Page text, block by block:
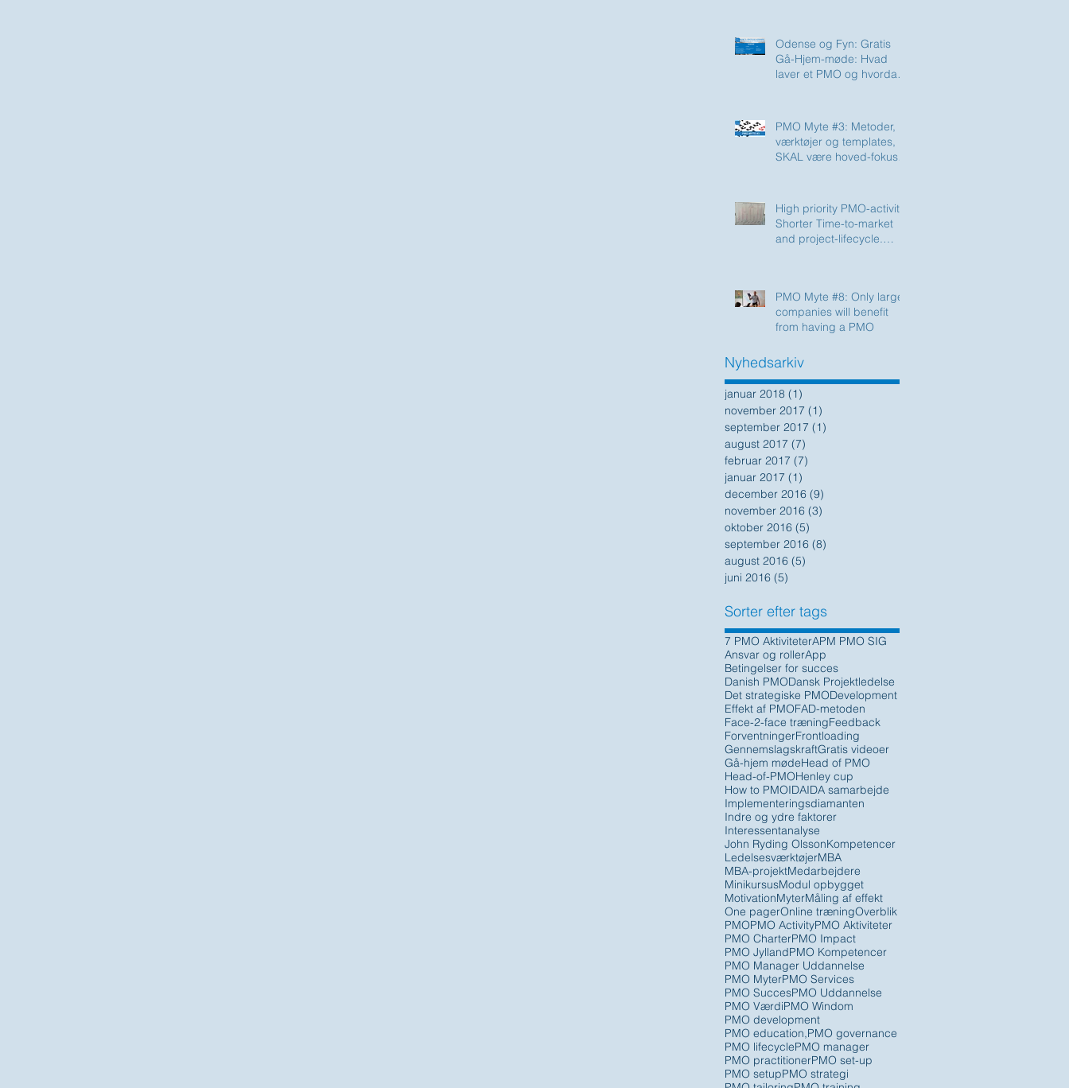
Odense og Fyn: Gratis
Gå-Hjem-møde: Hvad
laver et PMO og hvordan
PMO Myte #3: Metoder,
værktøjer og templates,
SKAL være hoved-fokus
High priority PMO-activity:
Shorter Time-to-market
and project-lifecycle.
PMO Myte #8: Only large
companies will benefit
from having a PMO
Nyhedsarkiv
januar 2018 (1)
november 2017 (1)
september 2017 (1)
august 2017 (7)
februar 2017 (7)
januar 2017 (1)
december 2016 (9)
november 2016 (3)
oktober 2016 (5)
september 2016 (8)
august 2016 (5)
juni 2016 (5)
Sorter efter tags
7 PMO AktiviteterAPM PMO SIG
Ansvar og rollerApp
Betingelser for succes
Danish PMODansk Projektledelse
Det strategiske PMODevelopment
Effekt af PMOFAD-metoden
Face-2-face træningFeedback
ForventningerFrontloading
GennemslagskraftGratis videoer
Gå-hjem mødeHead of PMO
Head-of-PMOHenley cup
How to PMOIDAIDA samarbejde
Implementeringsdiamanten
Indre og ydre faktorer
Interessentanalyse
John Ryding OlssonKompetencer
LedelsesværktøjerMBA
MBA-projektMedarbejdere
MinikursusModul opbygget
MotivationMyterMåling af effekt
One pagerOnline træningOverblik
PMOPMO ActivityPMO Aktiviteter
PMO CharterPMO Impact
PMO JyllandPMO Kompetencer
PMO Manager Uddannelse
PMO MyterPMO Services
PMO SuccesPMO Uddannelse
PMO VærdiPMO Windom
PMO development
PMO education,PMO governance
PMO lifecyclePMO manager
PMO practitionerPMO set-up
PMO setupPMO strategi